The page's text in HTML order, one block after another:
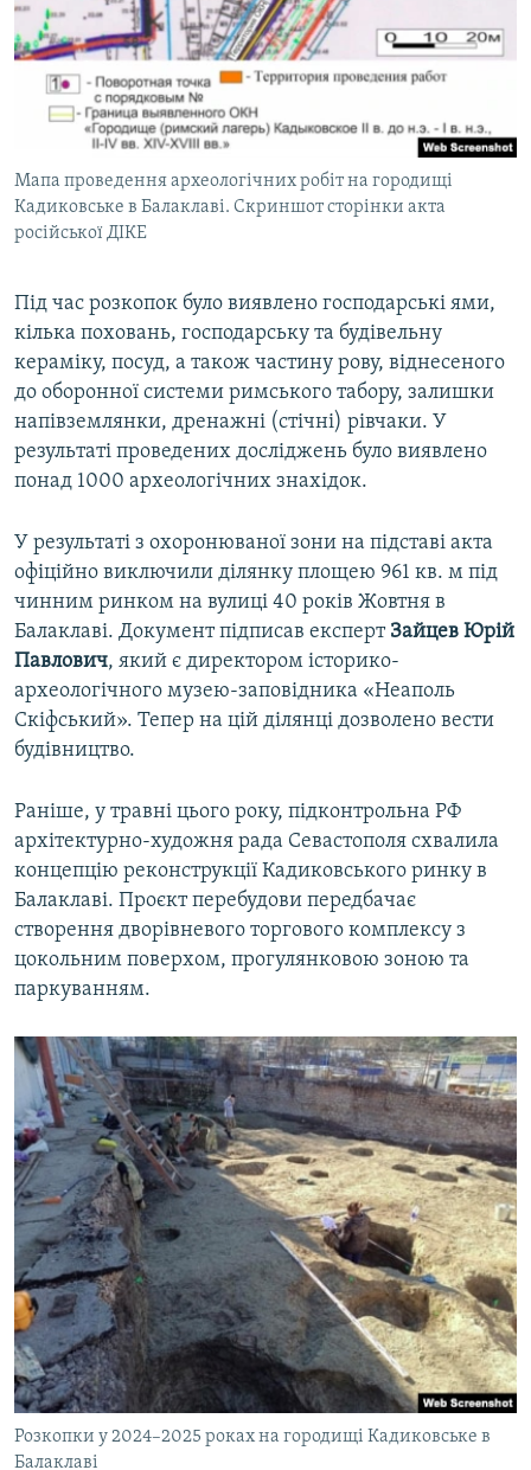
Мапа проведення археологічних робіт на городищі
Кадиковське в Балаклаві. Скриншот сторінки акта
російської ДІКЕ
Під час розкопок було виявлено господарські ями,
кілька поховань, господарську та будівельну
кераміку, посуд, а також частину рову, віднесеного
до оборонної системи римського табору, залишки
напівземлянки, дренажні (стічні) рівчаки. У
результаті проведених досліджень було виявлено
понад 1000 археологічних знахідок.
У результаті з охоронюваної зони на підставі акта
офіційно виключили ділянку площею 961 кв. м під
чинним ринком на вулиці 40 років Жовтня в
Балаклаві. Документ підписав експерт Зайцев Юрій
Павлович, який є директором історико-
археологічного музею-заповідника «Неаполь
Скіфський». Тепер на цій ділянці дозволено вести
будівництво.
Раніше, у травні цього року, підконтрольна РФ
архітектурно-художня рада Севастополя схвалила
концепцію реконструкції Кадиковського ринку в
Балаклаві. Проєкт перебудови передбачає
створення дворівневого торгового комплексу з
цокольним поверхом, прогулянковою зоною та
паркуванням.
Розкопки у 2024–2025 роках на городищі Кадиковське в
Балаклаві